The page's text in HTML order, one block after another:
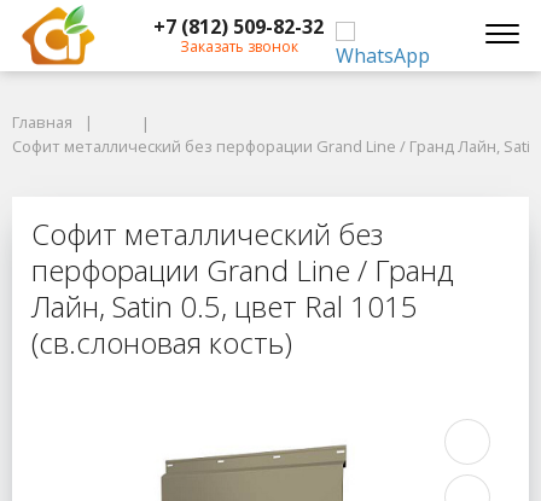
+7 (812) 509-82-32
Заказать звонок
Софит металлический без перфорации Grand Line / Гранд Лайн, Satin
Софит металлический без
Главная
Софит металлический без перфорации Grand Line / Гранд Лайн, Satin
Софит металлический без
перфорации Grand Line / Гранд
Лайн, Satin 0.5, цвет Ral 1015
(св.слоновая кость)